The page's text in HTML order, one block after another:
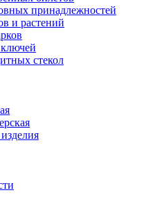
принадлежностей
и растений
стекол